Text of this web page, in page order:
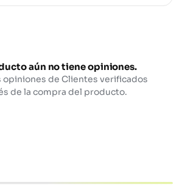
aún no tiene opiniones.
opiniones de Clientes verificados
de la compra del producto.